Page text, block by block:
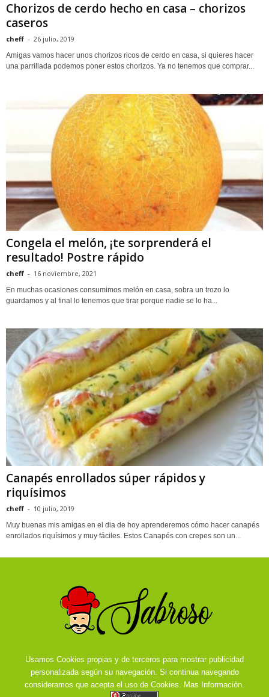
Chorizos de cerdo hecho en casa – chorizos
caseros
cheff - 26 julio, 2019
Amigas vamos hacer unos chorizos ricos de cerdo en casa, si quieres hacer
una parrillada podemos poner estos chorizos. Ya no tenemos que comprar...
Congela el melón, ¡te sorprenderá el
resultado! Postre rápido
cheff - 16 noviembre, 2021
En muchas ocasiones consumimos melón en casa, sobra un trozo lo
guardamos y al final lo tenemos que tirar porque nadie se lo ha...
Canapés enrollados súper rápidos y
riquísimos
cheff - 10 julio, 2019
Muy buenas mis amigas en el dia de hoy aprenderemos cómo hacer canapés
enrollados riquísimos y muy fáciles. Estos Canapés con crepes son un...
Usamos Cookies propias y de terceros para mostrar publicidad
personalizada según su navegación. Si continua navegando
consideramos que acepta el uso de Cookies. Mas Información.